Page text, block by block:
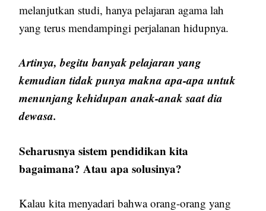
melanjutkan studi, hanya pelajaran agama lah
yang terus mendampingi perjalanan hidupnya.
Artinya, begitu banyak pelajaran yang
kemudian tidak punya makna apa-apa untuk
menunjang kehidupan anak-anak saat dia
dewasa.
Seharusnya sistem pendidikan kita
bagaimana? Atau apa solusinya?
Kalau kita menyadari bahwa orang-orang yang